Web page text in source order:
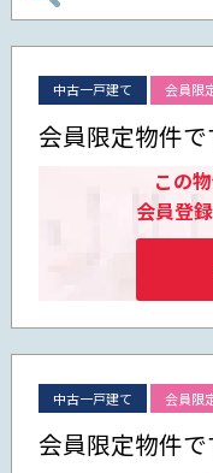
中古一戸建て 会員限
会員限定物件で
この
会員登
中古一戸建て 会員限
会員限定物件で